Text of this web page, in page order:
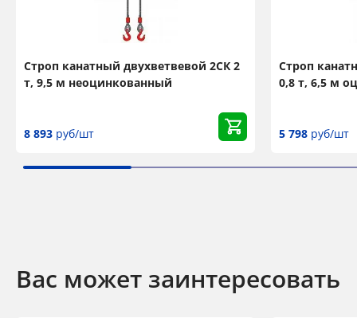
Строп канатный двухветвевой 2СК 2
т, 9,5 м неоцинкованный
8 893 руб/шт
Строп
0,8 т, 6,5 м
5 798 руб/шт
Вас может заинтересовать